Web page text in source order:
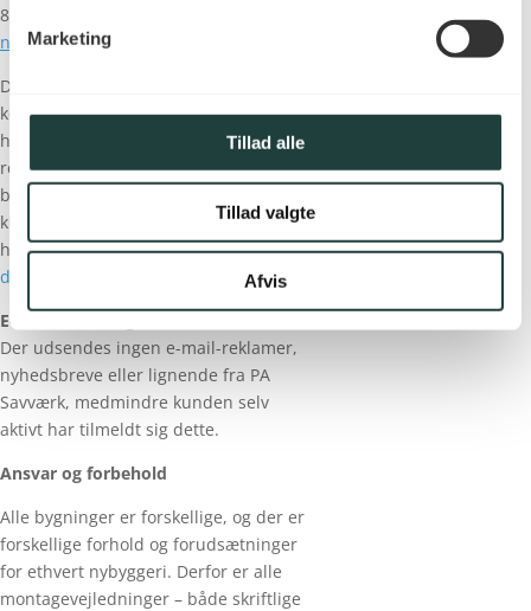
Marketing
Tillad alle
Tillad valgte
Afvis
8800 Viborg
naevneneshus.dk
Du kan også anvende EU-
kommissionens online klageportal,
hvilket dog hovedsageligt vil være
relevant, hvis du er forbruger med
bopæl uden for Danmark. Du finder
klageportalen
her:http://ec.europa.eu/consumers/o
dr/
E-Markedsføring
Der udsendes ingen e-mail-reklamer,
nyhedsbreve eller lignende fra PA
Savværk, medmindre kunden selv
aktivt har tilmeldt sig dette.
Ansvar og forbehold
Alle bygninger er forskellige, og der er
forskellige forhold og forudsætninger
for ethvert nybyggeri. Derfor er alle
montagevejledninger – både skriftlige